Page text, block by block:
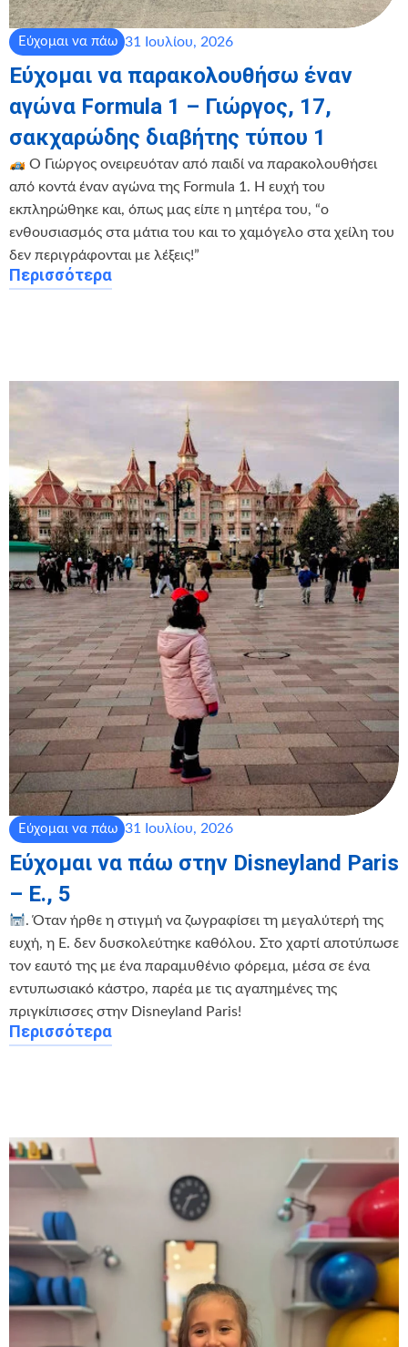
Εύχομαι να πάω 31 Ιουλίου, 2026
Εύχομαι να παρακολουθήσω έναν
αγώνα Formula 1 – Γιώργος, 17,
σακχαρώδης διαβήτης τύπου 1
Ο Γιώργος ονειρευόταν από παιδί να παρακολουθήσει
από κοντά έναν αγώνα της Formula 1. Η ευχή του
εκπληρώθηκε και, όπως μας είπε η μητέρα του, “ο
ενθουσιασμός στα μάτια του και το χαμόγελο στα χείλη του
δεν περιγράφονται με λέξεις!”
Περισσότερα
Εύχομαι να πάω 31 Ιουλίου, 2026
Εύχομαι να πάω στην Disneyland Paris
– Ε., 5
. Όταν ήρθε η στιγμή να ζωγραφίσει τη μεγαλύτερή της
ευχή, η Ε. δεν δυσκολεύτηκε καθόλου. Στο χαρτί αποτύπωσε
τον εαυτό της με ένα παραμυθένιο φόρεμα, μέσα σε ένα
εντυπωσιακό κάστρο, παρέα με τις αγαπημένες της
πριγκίπισσες στην Disneyland Paris!
Περισσότερα